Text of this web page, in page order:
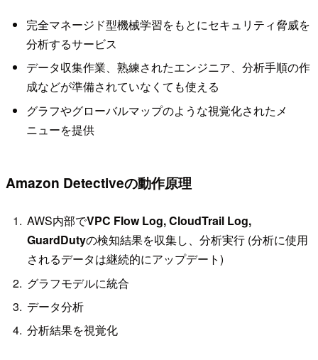
完全マネージド型機械学習をもとにセキュリティ脅威を
分析するサービス
データ収集作業、熟練されたエンジニア、分析手順の作
成などが準備されていなくても使える
グラフやグローバルマップのような視覚化されたメ
ニューを提供
Amazon Detectiveの動作原理
AWS内部でVPC Flow Log, CloudTrail Log,
GuardDutyの検知結果を収集し、分析実行 (分析に使用
されるデータは継続的にアップデート)
グラフモデルに統合
データ分析
分析結果を視覚化